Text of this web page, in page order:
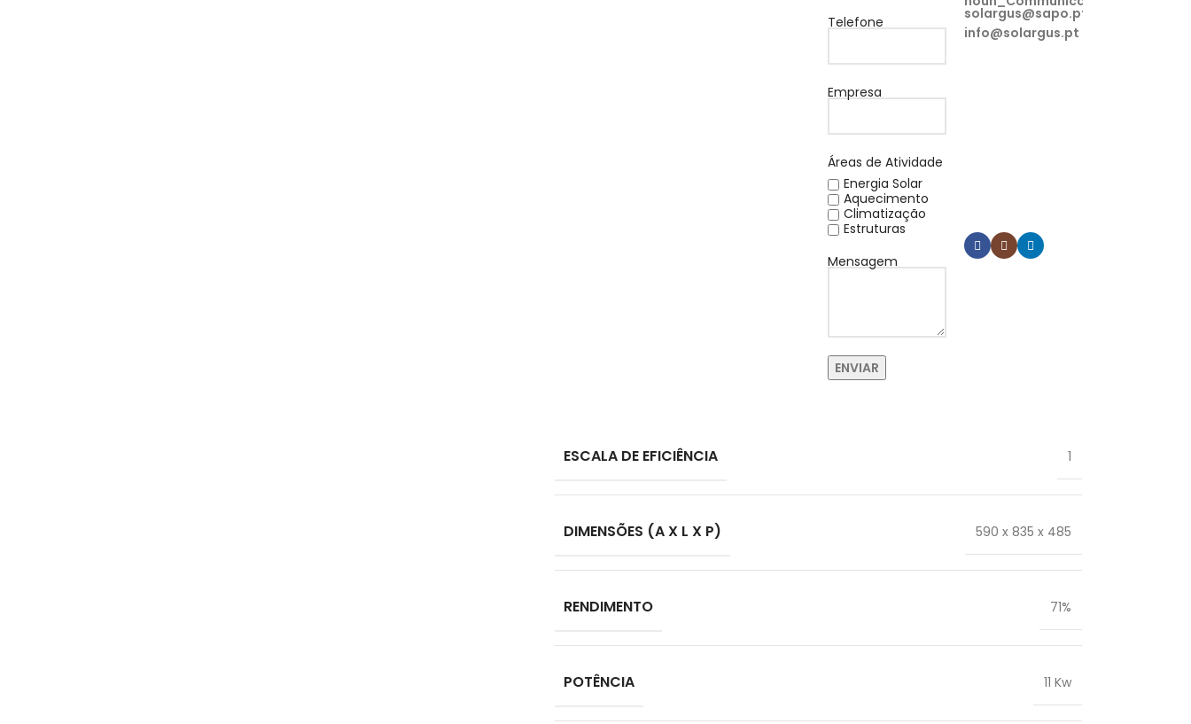
Telefone
Empresa
Áreas de Atividade
Energia Solar
Aquecimento
Climatização
Estruturas
Mensagem
solargus@sapo.pt
info@solargus.pt
ESCALA DE EFICIÊNCIA 1
DIMENSÕES (A X L X P) 590 x 835 x 485
RENDIMENTO 71%
POTÊNCIA 11 Kw